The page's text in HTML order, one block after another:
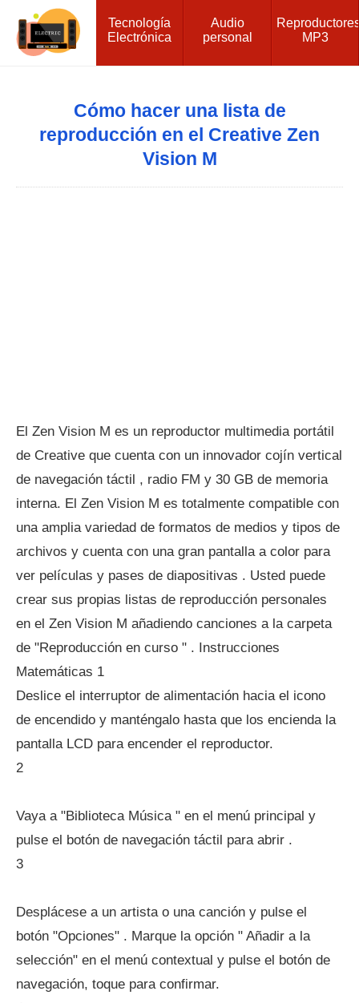
Tecnología
Electrónica
Audio
personal
MP3
Cómo hacer una lista de
reproducción en el Creative Zen
Vision M
El Zen Vision M es un reproductor multimedia portátil
de Creative que cuenta con un innovador cojín vertical
de navegación táctil , radio FM y 30 GB de memoria
interna. El Zen Vision M es totalmente compatible con
una amplia variedad de formatos de medios y tipos de
archivos y cuenta con una gran pantalla a color para
ver películas y pases de diapositivas . Usted puede
crear sus propias listas de reproducción personales
en el Zen Vision M añadiendo canciones a la carpeta
de "Reproducción en curso " . Instrucciones
Matemáticas 1
Deslice el interruptor de alimentación hacia el icono
de encendido y manténgalo hasta que los encienda la
pantalla LCD para encender el reproductor.
2
Vaya a "Biblioteca Música " en el menú principal y
pulse el botón de navegación táctil para abrir .
3
Desplácese a un artista o una canción y pulse el
botón "Opciones" . Marque la opción " Añadir a la
selección" en el menú contextual y pulse el botón de
navegación, toque para confirmar.